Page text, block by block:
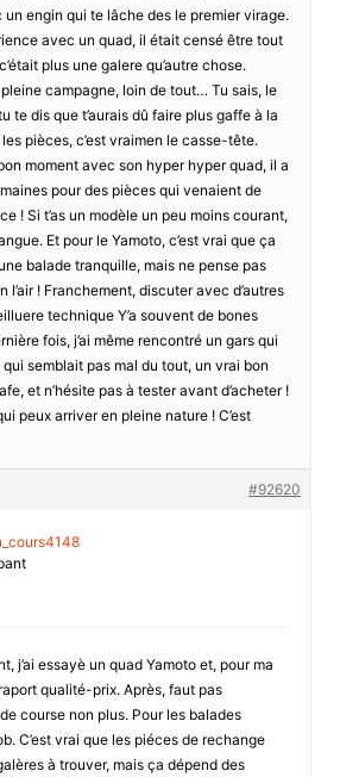
engin qui te lâche des le premier virage.
avec un quad, il était censé être tout
plus une galere qu’autre chose.
pleine campagne, loin de tout… Tu sais, le
te dis que t’aurais dû faire plus gaffe à la
pièces, c’est vraimen le casse-tête.
moment avec son hyper hyper quad, il a
pour des pièces qui venaient de
! Si t’as un modèle un peu moins courant,
Et pour le Yamoto, c’est vrai que ça
balade tranquille, mais ne pense pas
l’air ! Franchement, discuter avec d’autres
technique Y’a souvent de bones
fois, j’ai même rencontré un gars qui
qui semblait pas mal du tout, un vrai bon
et n’hésite pas à tester avant d’acheter !
peux arriver en pleine nature ! C’est
#92620
j’ai essayè un quad Yamoto et, pour ma
qualité-prix. Après, faut pas
course non plus. Pour les balades
C’est vrai que les piéces de rechange
à trouver, mais ça dépend des